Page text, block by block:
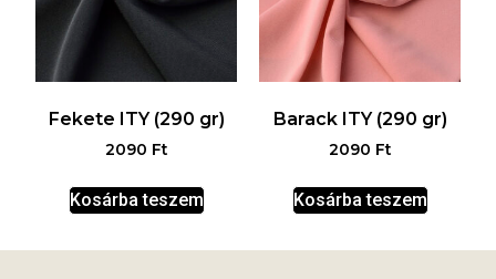
Fekete ITY (290 gr)
2090 Ft
Kosárba teszem
Barack ITY (290 gr)
2090 Ft
Kosárba teszem